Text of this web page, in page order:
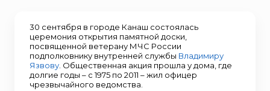
30 сентября в городе Канаш состоялась
церемония открытия памятной доски,
посвященной ветерану МЧС России
подполковнику внутренней службы Владимиру
Язвову . Общественная акция прошла у дома, где
долгие годы – с 1975 по 2011 – жил офицер
чрезвычайного ведомства.